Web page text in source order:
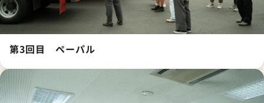
第3回目 ペーパル